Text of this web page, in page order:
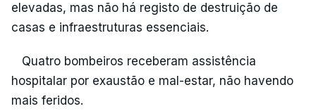
elevadas, mas não há registo de destruição de
casas e infraestruturas essenciais.
Quatro bombeiros receberam assistência
hospitalar por exaustão e mal-estar, não havendo
mais feridos.